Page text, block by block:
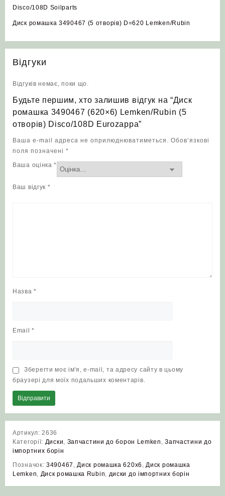
Disco/108D Soilparts
Диск ромашка 3490467 (5 отворів) D=620 Lemken/Rubin
Відгуки
Відгуків немає, поки що.
Будьте першим, хто залишив відгук на “Диск
ромашка 3490467 (620×6) Lemken/Rubin (5
отворів) Disco/108D Eurozappa”
Ваша e-mail адреса не оприлюднюватиметься. Обов’язкові
поля позначені *
Ваша оцінка*
Ваш відгук *
Назва*
Email*
Зберегти моє ім'я, e-mail, та адресу сайту в цьому
браузері для моїх подальших коментарів.
Артикул:2636
Категорії: Диски, Запчастини до борон Lemken ,Запчастини до
імпортних борін
Позначок: 3490467 ,Диск ромашка 620x6 ,Диск ромашка
Lemken, Диск ромашка Rubin, диски до імпортних борін